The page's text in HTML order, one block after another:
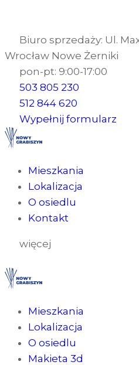
Biuro sprzedaży: Ul.
Wrocław Nowe Żerniki
pon-pt: 9:00-17:00
503 805 230
512 844 620
Wypełnij formularz
Mieszkania
Lokalizacja
O osiedlu
Kontakt
więcej
Mieszkania
Lokalizacja
O osiedlu
Makieta 3d